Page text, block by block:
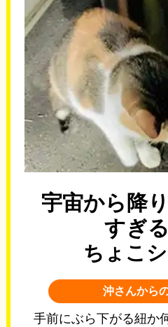
宇宙から降
すぎ
ちょこ
沖さんから
手前にぶら下がる紐か